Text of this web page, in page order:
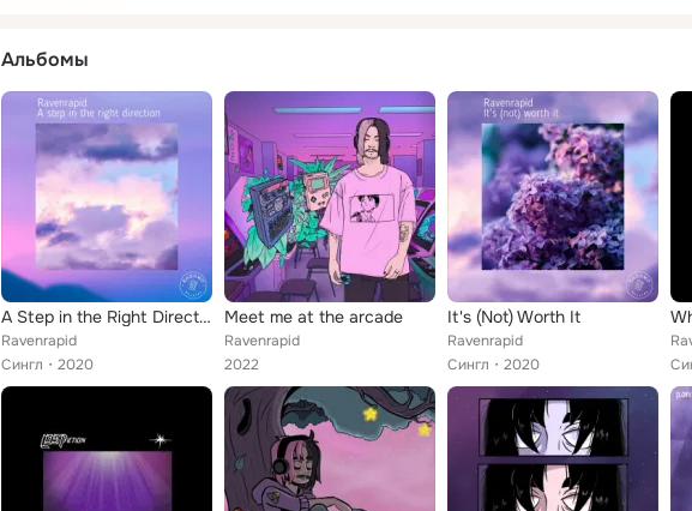
Альбомы
A Step in the Right Direction
Ravenrapid
Сингл
2020
Meet me at the arcade
Ravenrapid
2022
It's (Not) Worth It
Ravenrapid
Сингл
2020